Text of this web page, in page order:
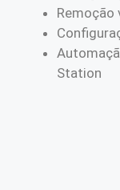
Remoção
Station